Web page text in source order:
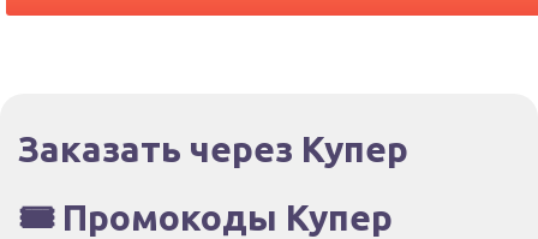
Заказать через Купер
🎟️ Промокоды Купер